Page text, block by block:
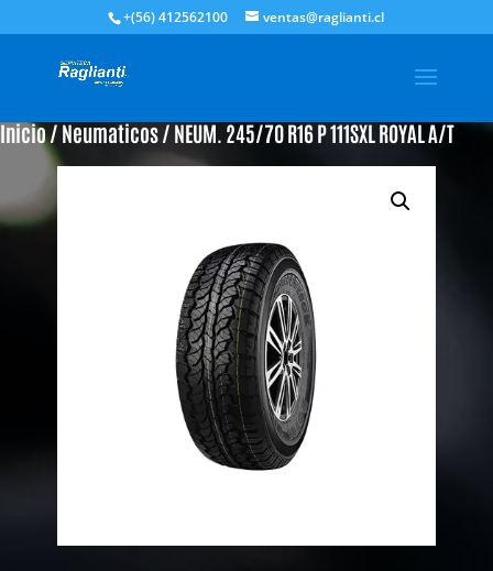
+(56) 412562100 ventas@raglianti.cl
Inicio/ Neumaticos/ NEUM. 245/70 R16 P 111SXL ROYAL A/T